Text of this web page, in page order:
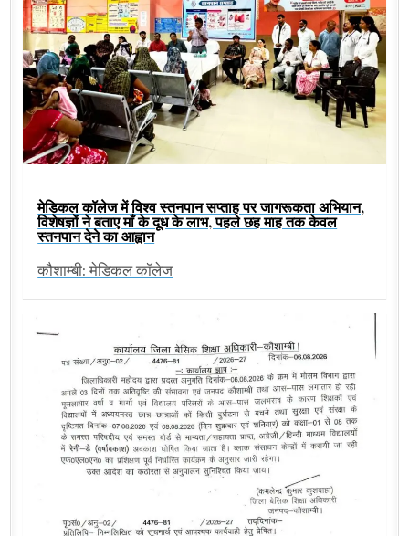
मेडिकल कॉलेज में विश्व स्तनपान सप्ताह पर जागरूकता अभियान,
विशेषज्ञों ने बताए माँ के दूध के लाभ, पहले छह माह तक केवल
स्तनपान देने का आह्वान
कौशाम्बी: मेडिकल कॉलेज